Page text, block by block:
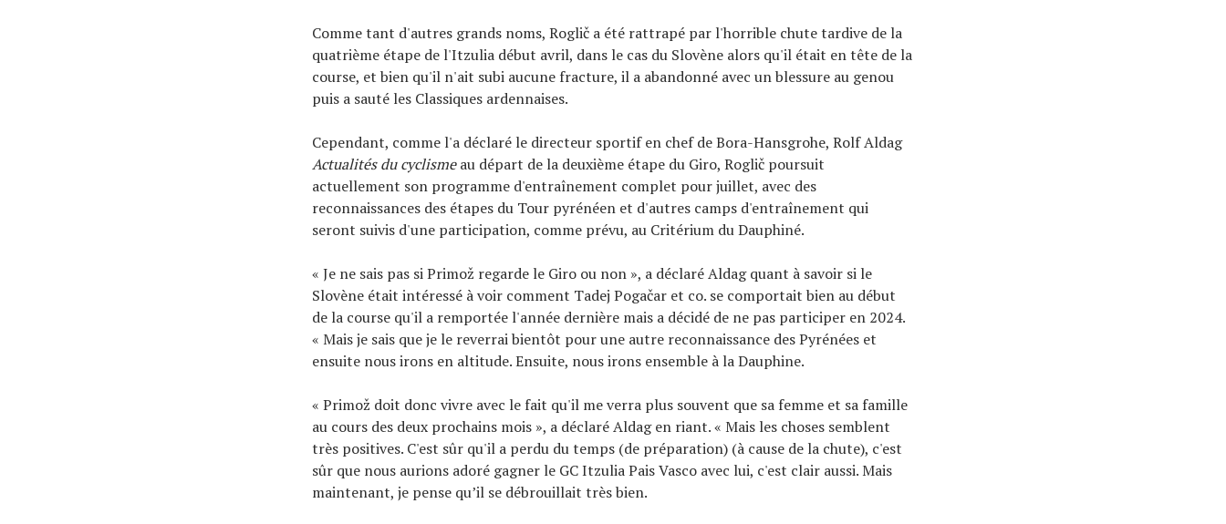
Comme tant d'autres grands noms, Roglič a été rattrapé par l'horrible chute tardive de la
quatrième étape de l'Itzulia début avril, dans le cas du Slovène alors qu'il était en tête de la
course, et bien qu'il n'ait subi aucune fracture, il a abandonné avec un blessure au genou
puis a sauté les Classiques ardennaises.
Cependant, comme l'a déclaré le directeur sportif en chef de Bora-Hansgrohe, Rolf Aldag
Actualités du cyclismeau départ de la deuxième étape du Giro, Roglič poursuit
actuellement son programme d'entraînement complet pour juillet, avec des
reconnaissances des étapes du Tour pyrénéen et d'autres camps d'entraînement qui
seront suivis d'une participation, comme prévu, au Critérium du Dauphiné.
« Je ne sais pas si Primož regarde le Giro ou non », a déclaré Aldag quant à savoir si le
Slovène était intéressé à voir comment Tadej Pogačar et co. se comportait bien au début
de la course qu'il a remportée l'année dernière mais a décidé de ne pas participer en 2024.
« Mais je sais que je le reverrai bientôt pour une autre reconnaissance des Pyrénées et
ensuite nous irons en altitude. Ensuite, nous irons ensemble à la Dauphine.
« Primož doit donc vivre avec le fait qu'il me verra plus souvent que sa femme et sa famille
au cours des deux prochains mois », a déclaré Aldag en riant. « Mais les choses semblent
très positives. C'est sûr qu'il a perdu du temps (de préparation) (à cause de la chute), c'est
sûr que nous aurions adoré gagner le GC Itzulia Pais Vasco avec lui, c'est clair aussi. Mais
maintenant, je pense qu’il se débrouillait très bien.